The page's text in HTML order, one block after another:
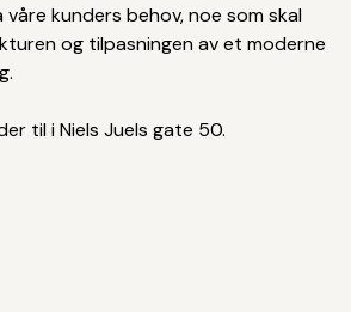
kunders behov, noe som skal
og tilpasningen av et moderne
til i Niels Juels gate 50.